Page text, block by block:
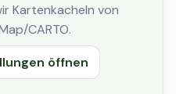
Kartenkacheln von
CARTO.
öffnen